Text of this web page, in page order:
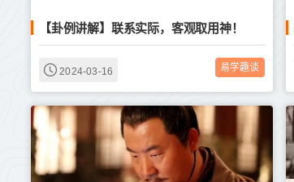
【卦例讲解】联系实际，客观取用神！
2024-03-16 易学趣谈